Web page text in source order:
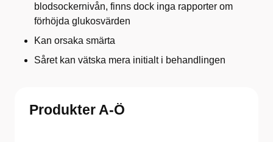
blodsockernivån, finns dock inga rapporter om
förhöjda glukosvärden
Kan orsaka smärta
Såret kan vätska mera initialt i behandlingen
Produkter A-Ö